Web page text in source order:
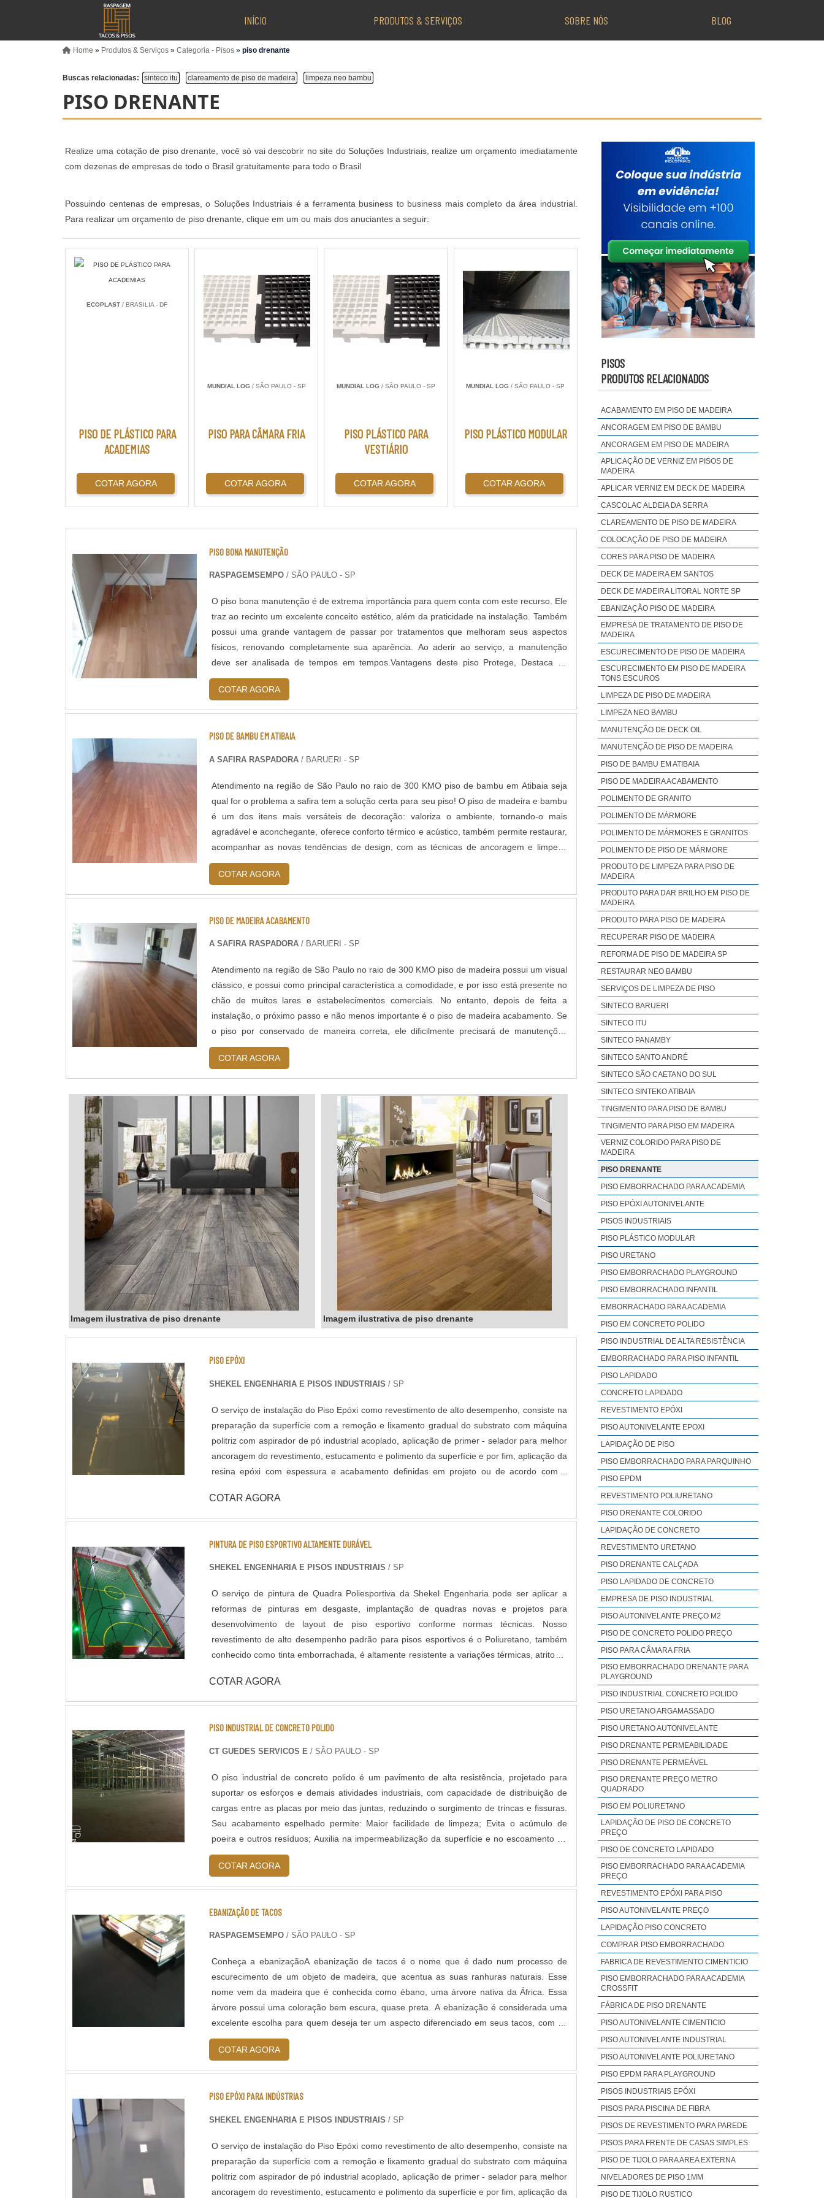
INÍCIO PRODUTOS & SERVIÇOS SOBRE NÓS BLOG
Home » Produtos & Serviços » Categoria - Pisos » piso drenante
Buscas relacionadas: sinteco itu clareamento de piso de madeira limpeza neo bambu
PISO DRENANTE
Realize uma cotação de piso drenante, você só vai descobrir no site do Soluções Industriais, realize um orçamento imediatamente
com dezenas de empresas de todo o Brasil gratuitamente para todo o Brasil
Possuindo centenas de empresas, o Soluções Industriais é a ferramenta business to business mais completo da área industrial.
Para realizar um orçamento de piso drenante, clique em um ou mais dos anuciantes a seguir:
ECOPLAST / BRASILIA - DF
PISO DE PLÁSTICO PARA
ACADEMIAS
COTAR AGORA
MUNDIAL LOG/ SÃO PAULO - SP
PISO PARA CÂMARA FRIA
COTAR AGORA
MUNDIAL LOG/ SÃO PAULO - SP
PISO PLÁSTICO PARA
VESTIÁRIO
COTAR AGORA
MUNDIAL LOG / SÃO PAULO - SP
PISO PLÁSTICO MODULAR
COTAR AGORA
PISO BONA MANUTENÇÃO
RASPAGEMSEMPO / SÃO PAULO - SP
O piso bona manutenção é de extrema importância para quem conta com este recurso. Ele
traz ao recinto um excelente conceito estético, além da praticidade na instalação. Também
possui uma grande vantagem de passar por tratamentos que melhoram seus aspectos
físicos, renovando completamente sua aparência. Ao aderir ao serviço, a manutenção
deve ser analisada de tempos em tempos.Vantagens deste piso Protege, Destaca as
características natur...
COTAR AGORA
PISO DE BAMBU EM ATIBAIA
A SAFIRA RASPADORA / BARUERI - SP
Atendimento na região de São Paulo no raio de 300 KMO piso de bambu em Atibaia seja
qual for o problema a safira tem a solução certa para seu piso! O piso de madeira e bambu
é um dos itens mais versáteis de decoração: valoriza o ambiente, tornando-o mais
agradável e aconchegante, oferece conforto térmico e acústico, também permite restaurar,
acompanhar as novas tendências de design, com as técnicas de ancoragem e limpeza
profunda.LIMPEZ...
COTAR AGORA
PISO DE MADEIRA ACABAMENTO
A SAFIRA RASPADORA / BARUERI - SP
Atendimento na região de São Paulo no raio de 300 KMO piso de madeira possui um visual
clássico, e possui como principal característica a comodidade, e por isso está presente no
chão de muitos lares e estabelecimentos comerciais. No entanto, depois de feita a
instalação, o próximo passo e não menos importante é o piso de madeira acabamento. Se
o piso por conservado de maneira correta, ele dificilmente precisará de manutenções
frequentes...
COTAR AGORA
Imagem ilustrativa de piso drenante Imagem ilustrativa de piso drenante
PISO EPÓXI
SHEKEL ENGENHARIA E PISOS INDUSTRIAIS / SP
O serviço de instalação do Piso Epóxi como revestimento de alto desempenho, consiste na
preparação da superfície com a remoção e lixamento gradual do substrato com máquina
politriz com aspirador de pó industrial acoplado, aplicação de primer - selador para melhor
ancoragem do revestimento, estucamento e polimento da superfície e por fim, aplicação da
resina epóxi com espessura e acabamento definidas em projeto ou de acordo com a
sistemas de aplicação, que podem variar de acordo com a finalidade do piso, projeto e
normas de segurança do ambiente. Segue abaixo os sistemas de revestimentos de alto
Multicamadas / Multilayers em Epóxi - Piso Uretano - Piso Condutivo em Epóxi - Piso
Antiderrapante em Epóxi
COTAR AGORA
PINTURA DE PISO ESPORTIVO ALTAMENTE DURÁVEL
SHEKEL ENGENHARIA E PISOS INDUSTRIAIS / SP
O serviço de pintura de Quadra Poliesportiva da Shekel Engenharia pode ser aplicar a
reformas de pinturas em desgaste, implantação de quadras novas e projetos para
desenvolvimento de layout de piso esportivo conforme normas técnicas. Nosso
revestimento de alto desempenho padrão para pisos esportivos é o Poliuretano, também
conhecido como tinta emborrachada, é altamente resistente a variações térmicas, atritos e
DADOS TÉCNICOS: - Resistência química a ácidos e bases; - Cura rápida a partir de 8
horas; - Isento de solventes; - Alta durabilidade e resistência UV. - Alta resistência
Acabamento liso e antiderrapante; - Temperatura de operação entre -30 o C e +95 o C; -
Atende a norma LEED.
COTAR AGORA
PISO INDUSTRIAL DE CONCRETO POLIDO
CT GUEDES SERVICOS E / SÃO PAULO - SP
O piso industrial de concreto polido é um pavimento de alta resistência, projetado para
suportar os esforços e demais atividades industriais, com capacidade de distribuição de
cargas entre as placas por meio das juntas, reduzindo o surgimento de trincas e fissuras.
Seu acabamento espelhado permite: Maior facilidade de limpeza; Evita o acúmulo de
poeira e outros resíduos; Auxilia na impermeabilização da superfície e no escoamento de
água; Contribui na questão estética do pavimento, com seu brilho.
COTAR AGORA
EBANIZAÇÃO DE TACOS
RASPAGEMSEMPO/ SÃO PAULO - SP
Conheça a ebanizaçãoA ebanização de tacos é o nome que é dado num processo de
escurecimento de um objeto de madeira, que acentua as suas ranhuras naturais. Esse
nome vem da madeira que é conhecida como ébano, uma árvore nativa da África. Essa
árvore possui uma coloração bem escura, quase preta. A ebanização é considerada uma
excelente escolha para quem deseja ter um aspecto diferenciado em seus tacos, com as
ranhuras bem realçadas.O resultado ....
COTAR AGORA
PISO EPÓXI PARA INDÚSTRIAS
SHEKEL ENGENHARIA E PISOS INDUSTRIAIS / SP
O serviço de instalação do Piso Epóxi como revestimento de alto desempenho, consiste na
preparação da superfície com a remoção e lixamento gradual do substrato com máquina
politriz com aspirador de pó industrial acoplado, aplicação de primer - selador para melhor
ancoragem do revestimento, estucamento e polimento da superfície e por fim, aplicação da
PISOS
PRODUTOS RELACIONADOS
ACABAMENTO EM PISO DE MADEIRA
ANCORAGEM EM PISO DE BAMBU
ANCORAGEM EM PISO DE MADEIRA
APLICAÇÃO DE VERNIZ EM PISOS DE
MADEIRA
APLICAR VERNIZ EM DECK DE MADEIRA
CASCOLAC ALDEIA DA SERRA
CLAREAMENTO DE PISO DE MADEIRA
COLOCAÇÃO DE PISO DE MADEIRA
CORES PARA PISO DE MADEIRA
DECK DE MADEIRA EM SANTOS
DECK DE MADEIRA LITORAL NORTE SP
EBANIZAÇÃO PISO DE MADEIRA
EMPRESA DE TRATAMENTO DE PISO DE
MADEIRA
ESCURECIMENTO DE PISO DE MADEIRA
ESCURECIMENTO EM PISO DE MADEIRA
TONS ESCUROS
LIMPEZA DE PISO DE MADEIRA
LIMPEZA NEO BAMBU
MANUTENÇÃO DE DECK OIL
MANUTENÇÃO DE PISO DE MADEIRA
PISO DE BAMBU EM ATIBAIA
PISO DE MADEIRA ACABAMENTO
POLIMENTO DE GRANITO
POLIMENTO DE MÁRMORE
POLIMENTO DE MÁRMORES E GRANITOS
POLIMENTO DE PISO DE MÁRMORE
PRODUTO DE LIMPEZA PARA PISO DE
MADEIRA
PRODUTO PARA DAR BRILHO EM PISO DE
MADEIRA
PRODUTO PARA PISO DE MADEIRA
RECUPERAR PISO DE MADEIRA
REFORMA DE PISO DE MADEIRA SP
RESTAURAR NEO BAMBU
SERVIÇOS DE LIMPEZA DE PISO
SINTECO BARUERI
SINTECO ITU
SINTECO PANAMBY
SINTECO SANTO ANDRÉ
SINTECO SÃO CAETANO DO SUL
SINTECO SINTEKO ATIBAIA
TINGIMENTO PARA PISO DE BAMBU
TINGIMENTO PARA PISO EM MADEIRA
VERNIZ COLORIDO PARA PISO DE
MADEIRA
PISO DRENANTE
PISO EMBORRACHADO PARA ACADEMIA
PISO EPÓXI AUTONIVELANTE
PISOS INDUSTRIAIS
PISO PLÁSTICO MODULAR
PISO URETANO
PISO EMBORRACHADO PLAYGROUND
PISO EMBORRACHADO INFANTIL
EMBORRACHADO PARA ACADEMIA
PISO EM CONCRETO POLIDO
PISO INDUSTRIAL DE ALTA RESISTÊNCIA
EMBORRACHADO PARA PISO INFANTIL
PISO LAPIDADO
CONCRETO LAPIDADO
REVESTIMENTO EPÓXI
PISO AUTONIVELANTE EPOXI
LAPIDAÇÃO DE PISO
PISO EMBORRACHADO PARA PARQUINHO
PISO EPDM
REVESTIMENTO POLIURETANO
PISO DRENANTE COLORIDO
LAPIDAÇÃO DE CONCRETO
REVESTIMENTO URETANO
PISO DRENANTE CALÇADA
PISO LAPIDADO DE CONCRETO
EMPRESA DE PISO INDUSTRIAL
PISO AUTONIVELANTE PREÇO M2
PISO DE CONCRETO POLIDO PREÇO
PISO PARA CÂMARA FRIA
PISO EMBORRACHADO DRENANTE PARA
PLAYGROUND
PISO INDUSTRIAL CONCRETO POLIDO
PISO URETANO ARGAMASSADO
PISO URETANO AUTONIVELANTE
PISO DRENANTE PERMEABILIDADE
PISO DRENANTE PERMEÁVEL
PISO DRENANTE PREÇO METRO
QUADRADO
PISO EM POLIURETANO
LAPIDAÇÃO DE PISO DE CONCRETO
PREÇO
PISO DE CONCRETO LAPIDADO
PISO EMBORRACHADO PARA ACADEMIA
PREÇO
REVESTIMENTO EPÓXI PARA PISO
PISO AUTONIVELANTE PREÇO
LAPIDAÇÃO PISO CONCRETO
COMPRAR PISO EMBORRACHADO
FABRICA DE REVESTIMENTO CIMENTICIO
PISO EMBORRACHADO PARA ACADEMIA
CROSSFIT
FÁBRICA DE PISO DRENANTE
PISO AUTONIVELANTE CIMENTICIO
PISO AUTONIVELANTE INDUSTRIAL
PISO AUTONIVELANTE POLIURETANO
PISO EPDM PARA PLAYGROUND
PISOS INDUSTRIAIS EPÓXI
PISOS PARA PISCINA DE FIBRA
PISOS DE REVESTIMENTO PARA PAREDE
PISOS PARA FRENTE DE CASAS SIMPLES
PISO DE TIJOLO PARA AREA EXTERNA​
NIVELADORES DE PISO 1MM​
PISO DE TIJOLO RUSTICO